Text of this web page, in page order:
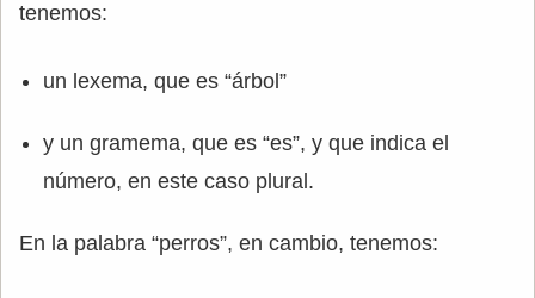
tenemos:
un lexema, que es “árbol”
y un gramema, que es “es”, y que indica el
número, en este caso plural.
En la palabra “perros”, en cambio, tenemos: